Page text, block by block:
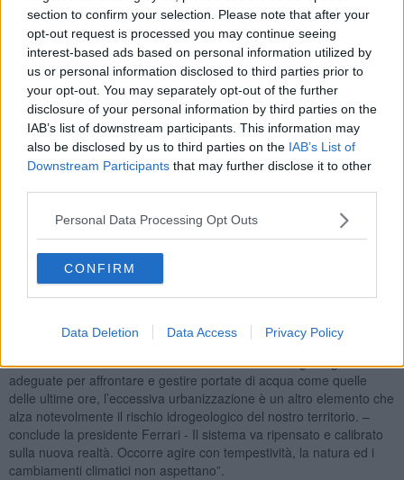
section to confirm your selection. Please note that after your
opt-out request is processed you may continue seeing
interest-based ads based on personal information utilized by
us or personal information disclosed to third parties prior to
your opt-out. You may separately opt-out of the further
disclosure of your personal information by third parties on the
IAB’s list of downstream participants. This information may
also be disclosed by us to third parties on the IAB’s List of
Downstream Participants that may further disclose it to other
Personal Data Processing Opt Outs
CONFIRM
Data Deletion Data Access Privacy Policy
ha gonfiato fossi ed i canali fino a farli tracimare.
Sulla costa, nella zona di Poveromo, diversi ettari di radicchio,
rapini, finocchi ed altri ortaggi invernali pronti per essere raccolti
sono finiti sotto decine di centri metri di acqua e fango.
“La pioggia ci ha dato una piccola tregua. L’allerta è massima: la
conferma del livello di allerta arancione nelle prossime ore e nella
giornata di domani ci preoccupa molto anche perché piove su
terreni e versanti fradici e fragili. – commenta la presidente di
Coldiretti Massa Carrara,Francesca Ferrari
coltivazioni sono, al momento, circoscritti nella zona di Poveromo
dove è altissimo il rischio di asfissia per diversi ettari di colture in
campo. Siamo invece molto preoccupati per la fragilità delle colline
del Candia che si manifesta ormai ad ogni temporale”.
L’arrivo della nuova perturbazione ha fatto scattare la corsa tra gli
agricoltori a mettere al sicuro gli animali insieme alle attrezzature e
macchinari. “Il territorio non ha le infrastrutture idrogeologiche
adeguate per affrontare e gestire portate di acqua come quelle
delle ultime ore, l’eccessiva urbanizzazione è un altro elemento che
alza notevolmente il rischio idrogeologico del nostro territorio. –
conclude la presidente Ferrari - Il sistema va ripensato e calibrato
sulla nuova realtà. Occorre agire con tempestività, la natura ed i
cambiamenti climatici non aspettano”.